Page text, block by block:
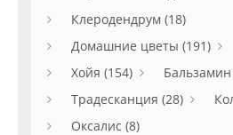
Клеродендрум (18)
Домашние цветы (191)
Хойя (154)
Бальзамин
Традесканция (28)
Оксалис (8)